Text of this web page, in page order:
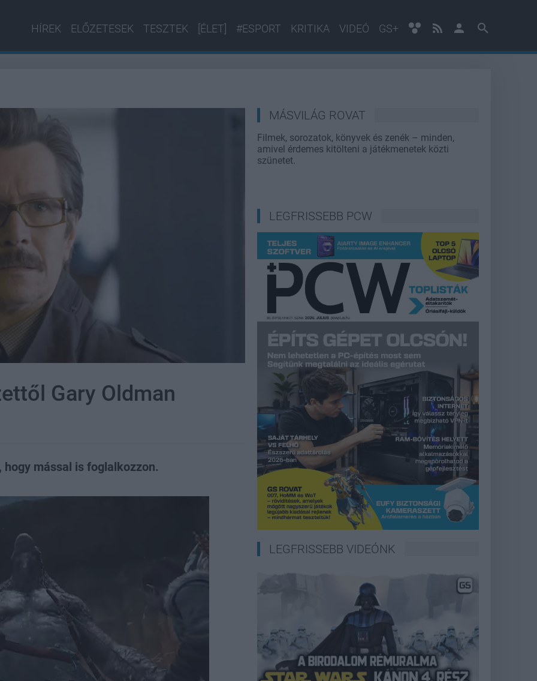
HÍREK ELŐZETESEK TESZTEK [ÉLET] #ESPORT KRITIKA VIDEÓ GS+
Gary Oldman
mással is foglalkozzon.
MÁSVILÁG ROVAT
Filmek, sorozatok, könyvek és zenék – minden,
amivel érdemes kitölteni a játékmenetek közti
szünetet.
LEGFRISSEBB PCW
LEGFRISSEBB VIDEÓNK